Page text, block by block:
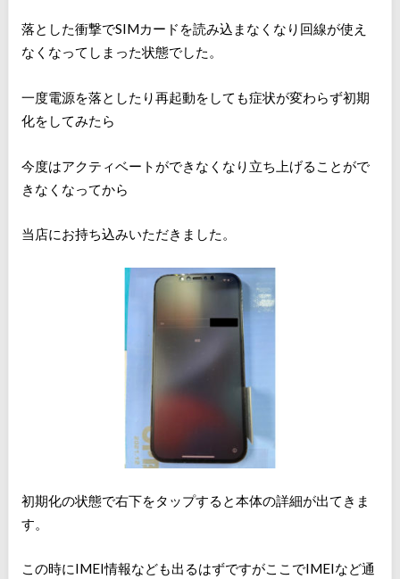
落とした衝撃でSIMカードを読み込まなくなり回線が使え
なくなってしまった状態でした。
一度電源を落としたり再起動をしても症状が変わらず初期
化をしてみたら
今度はアクティベートができなくなり立ち上げることがで
きなくなってから
当店にお持ち込みいただきました。
初期化の状態で右下をタップすると本体の詳細が出てきま
す。
この時にIMEI情報なども出るはずですがここでIMEIなど通